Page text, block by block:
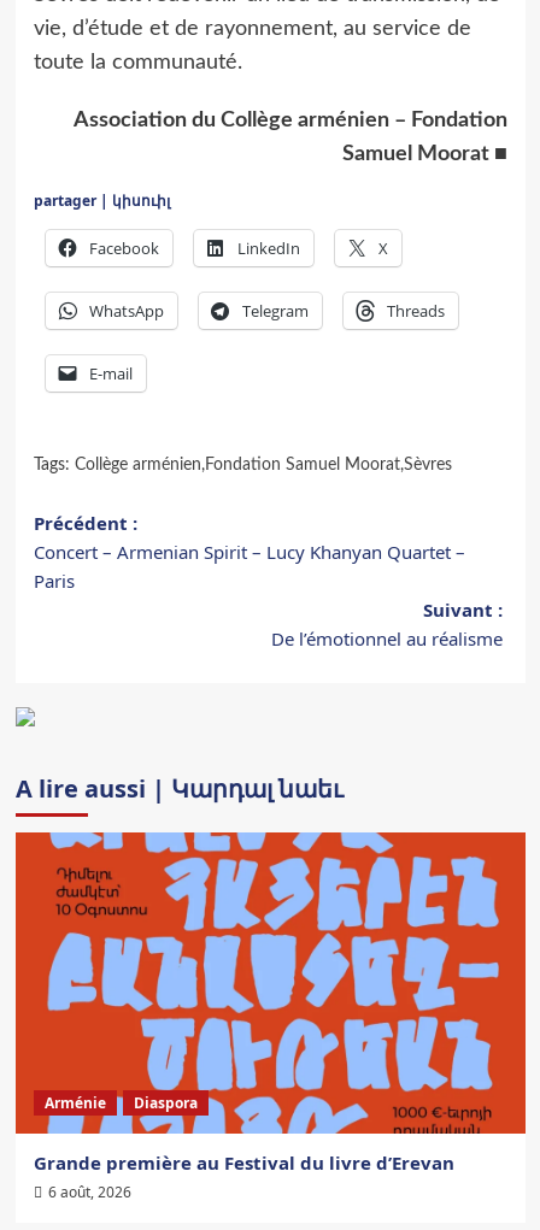
vie, d’étude et de rayonnement, au service de
toute la communauté.
Association du Collège arménien – Fondation
Samuel Moorat ■
partager | կիսուիլ
Facebook LinkedIn X
WhatsApp Telegram Threads
E-mail
Tags: Collège arménien,Fondation Samuel Moorat,Sèvres
Navigation
d’article
Précédent :
Concert – Armenian Spirit – Lucy Khanyan Quartet –
Paris
Suivant :
De l’émotionnel au réalisme
A lire aussi | Կարդալ նաեւ
Arménie Diaspora
Grande première au Festival du livre d’Erevan
6 août, 2026